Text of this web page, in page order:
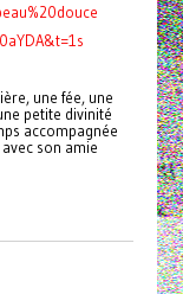
une fée, une
petite divinité
accompagnée
son amie